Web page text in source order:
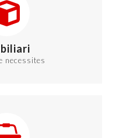
necessites